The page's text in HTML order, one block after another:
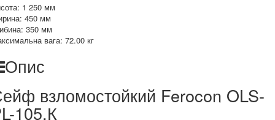
1 250 мм
450 мм
350 мм
вага: 72.00 кг
Опис
взломостойкий Ferocon OLS-
105.К